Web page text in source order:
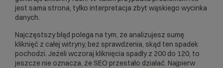
jest sama strona, tylko interpretacja zbyt wąskiego wycinka
danych.
Najczęstszy błąd polega na tym, że analizujesz sumę
kliknięć z całej witryny, bez sprawdzenia, skąd ten spadek
pochodzi. Jeżeli wczoraj kliknięcia spadły z 200 do 120, to
jeszcze nie oznacza, że SEO przestało działać. Najpierw